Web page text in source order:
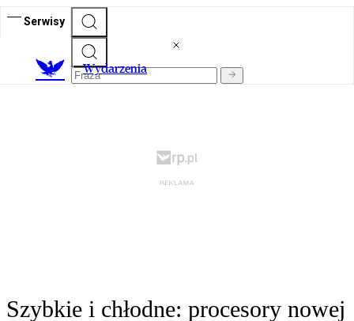
Serwisy
Wydarzenia
Szybkie i chłodne: procesory nowej